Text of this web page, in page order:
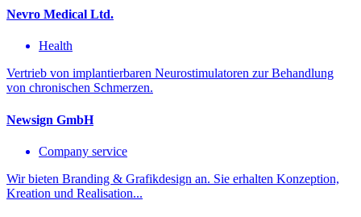
Nevro Medical Ltd.
Health
Vertrieb von implantierbaren Neurostimulatoren zur Behandlung
von chronischen Schmerzen.
Newsign GmbH
Company service
Wir bieten Branding & Grafikdesign an. Sie erhalten Konzeption,
Kreation und Realisation...